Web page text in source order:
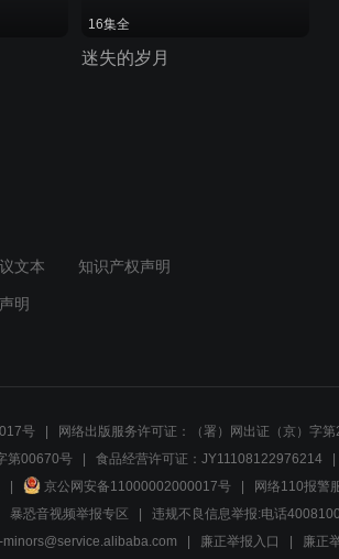
16集全
迷失的岁月
文本 知识产权声明
明
号 网络出版服务许可证：（署）网出证（京）字
第00670号 食品经营许可证：JY11108122976214
京公网安备11000002000017号 网络110报警
暴恐音视频举报专区
违规不良信息举报:电话
廉正举报入口 廉正